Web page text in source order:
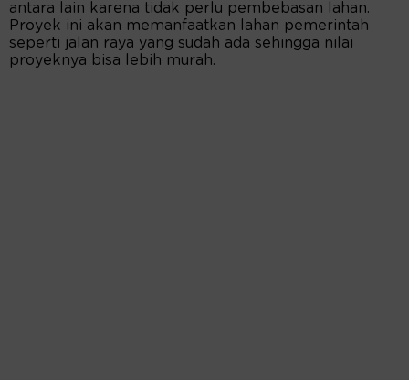
antara lain karena tidak perlu pembebasan lahan.
Proyek ini akan memanfaatkan lahan pemerintah
seperti jalan raya yang sudah ada sehingga nilai
proyeknya bisa lebih murah.